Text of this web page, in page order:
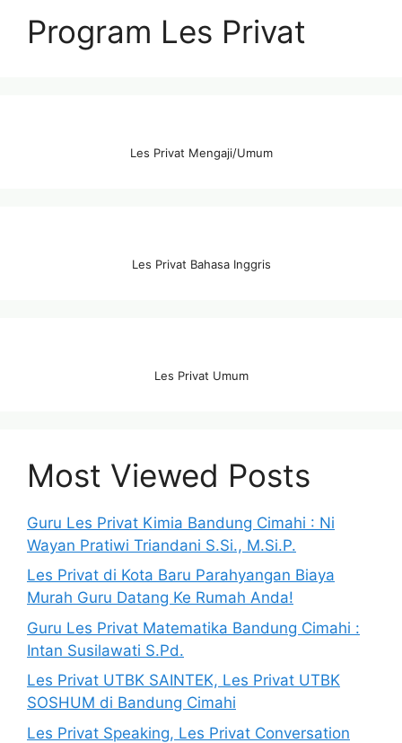
Program Les Privat
Les Privat Mengaji/Umum
Les Privat Bahasa Inggris
Les Privat Umum
Most Viewed Posts
Guru Les Privat Kimia Bandung Cimahi : Ni
Wayan Pratiwi Triandani S.Si., M.Si.P.
Les Privat di Kota Baru Parahyangan Biaya
Murah Guru Datang Ke Rumah Anda!
Guru Les Privat Matematika Bandung Cimahi :
Intan Susilawati S.Pd.
Les Privat UTBK SAINTEK, Les Privat UTBK
SOSHUM di Bandung Cimahi
Les Privat Speaking, Les Privat Conversation